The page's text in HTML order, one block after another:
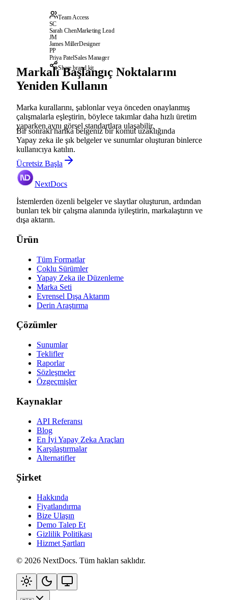
Team Access
SC
Sarah ChenMarketing Lead
JM
James MillerDesigner
PP
Priya PatelSales Manager
Share brand kit
Markalı Başlangıç Noktalarını
Yeniden Kullanın
Marka kurallarını, şablonlar veya önceden onaylanmış
çalışmalarla eşleştirin, böylece takımlar daha hızlı üretim
yaparken aynı görsel standartlara ulaşabilir.
Bir sonraki harika belgeniz bir komut uzaklığında
Yapay zeka ile şık belgeler ve sunumlar oluşturan binlerce
kullanıcıya katılın.
Ücretsiz Başla
NextDocs
İstemlerden özenli belgeler ve slaytlar oluşturun, ardından
bunları tek bir çalışma alanında iyileştirin, markalaştırın ve
dışa aktarın.
Ürün
Tüm Formatlar
Çoklu Sürümler
Yapay Zeka ile Düzenleme
Marka Seti
Evrensel Dışa Aktarım
Derin Araştırma
Çözümler
Sunumlar
Teklifler
Raporlar
Sözleşmeler
Özgeçmişler
Kaynaklar
API Referansı
Blog
En İyi Yapay Zeka Araçları
Karşılaştırmalar
Alternatifler
Şirket
Hakkında
Fiyatlandırma
Bize Ulaşın
Demo Talep Et
Gizlilik Politikası
Hizmet Şartları
© 2026 NextDocs. Tüm hakları saklıdır.